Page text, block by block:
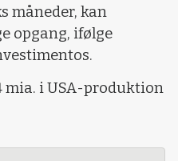
måneder, kan
opgang, ifølge
mia. i USA-produktion